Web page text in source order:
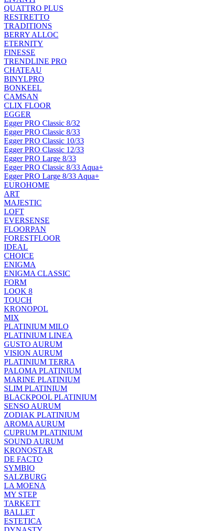
QUATTRO PLUS
RESTRETTO
TRADITIONS
BERRY ALLOC
ETERNITY
FINESSE
TRENDLINE PRO
CHATEAU
BINYLPRO
BONKEEL
CAMSAN
CLIX FLOOR
EGGER
Egger PRO Classic 8/32
Egger PRO Classic 8/33
Egger PRO Classic 10/33
Egger PRO Classic 12/33
Egger PRO Large 8/33
Egger PRO Classic 8/33 Aqua+
Egger PRO Large 8/33 Aqua+
EUROHOME
ART
MAJESTIC
LOFT
EVERSENSE
FLOORPAN
FORESTFLOOR
IDEAL
CHOICE
ENIGMA
ENIGMA CLASSIC
FORM
LOOK 8
TOUCH
KRONOPOL
MIX
PLATINIUM MILO
PLATINIUM LINEA
GUSTO AURUM
VISION AURUM
PLATINIUM TERRA
PALOMA PLATINIUM
MARINE PLATINIUM
SLIM PLATINIUM
BLACKPOOL PLATINIUM
SENSO AURUM
ZODIAK PLATINIUM
AROMA AURUM
CUPRUM PLATINIUM
SOUND AURUM
KRONOSTAR
DE FACTO
SYMBIO
SALZBURG
LA MOENA
MY STEP
TARKETT
BALLET
ESTETICA